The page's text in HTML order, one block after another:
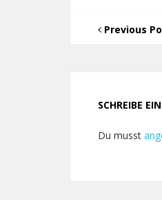
Previous
SCHREIBE
Du musst